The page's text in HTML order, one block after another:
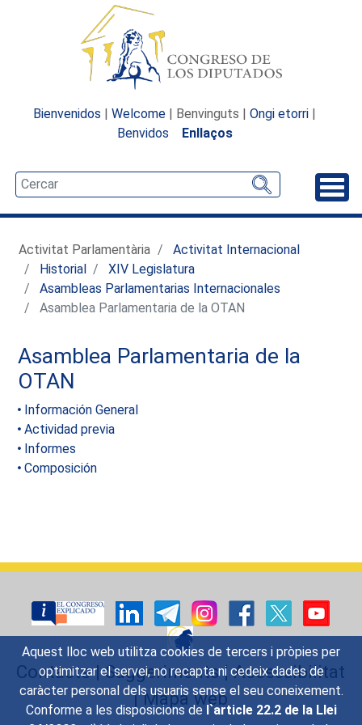
Aquest lloc web utilitza cookies de tercers i pròpies per
optimitzar el servei, no recapta ni cedeix dades de
caràcter personal dels usuaris sense el seu coneixement.
Conforme a les disposicions del`article 22.2 de la Llei
Bienvenidos | Welcome | Benvinguts | Ongi etorri |
Benvidos
Enllaços
Activitat Parlamentària
Activitat Internacional
Historial
XIV Legislatura
Asambleas Parlamentarias Internacionales
Asamblea Parlamentaria de la OTAN
Asamblea Parlamentaria de la
OTAN
Información General
Actividad previa
Informes
Composición
Contacte|Suggeriments|Accessibilitat
|Mapa web